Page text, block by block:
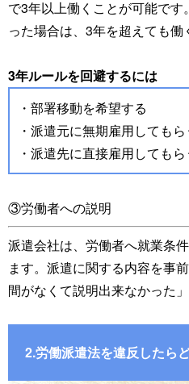
で3年以上働くことが可能で
った場合は、3年を超えても働
3年ルールを回避するには
・部署移動を希望する
・派遣元に無期雇用してもら
・派遣先に直接雇用してもら
③労働者への説明
派遣会社は、労働者へ就業条
ます。派遣に関する内容を事
間がなくて説明出来なかった
2.労働派遣法を違反したら